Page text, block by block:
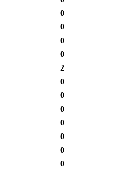
0
0
0
0
2
0
0
0
0
0
0
0